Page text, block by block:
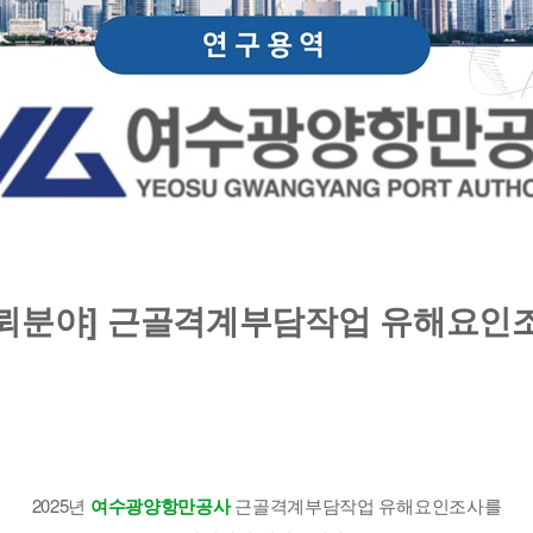
분야] 근골격계부담작업 유해요인
2025년 여수광양항만공사근골격계부담작업 유해요인조사를